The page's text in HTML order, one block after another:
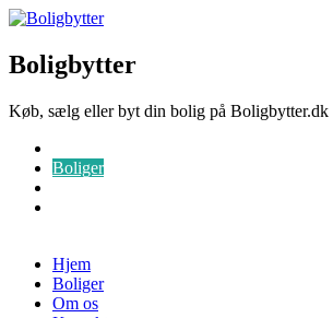
Boligbytter
Køb, sælg eller byt din bolig på Boligbytter.dk
Boliger
Hjem
Boliger
Om os